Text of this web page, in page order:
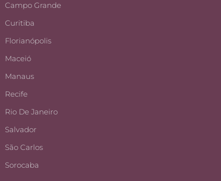
Campo Grande
Curitiba
Florianópolis
Maceió
Manaus
Recife
Rio De Janeiro
Salvador
São Carlos
Sorocaba